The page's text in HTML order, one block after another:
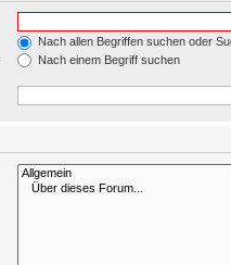
Nach allen Begriffen suchen oder
Nach einem Begriff suchen